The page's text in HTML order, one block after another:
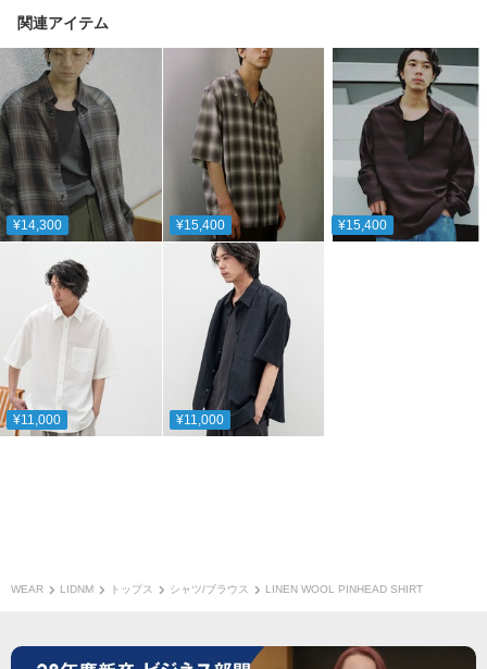
関連アイテム
¥14,300 ¥15,400 ¥15,400
¥11,000 ¥11,000
WEAR LIDNM トップス シャツ/ブラウス LINEN WOOL PINHEAD SHIRT